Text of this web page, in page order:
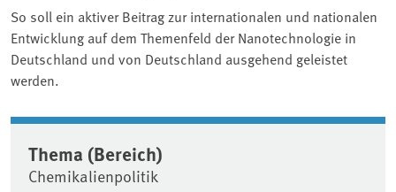
So soll ein aktiver Beitrag zur internationalen und nationalen
Entwicklung auf dem Themenfeld der Nanotechnologie in
Deutschland und von Deutschland ausgehend geleistet
werden.
Thema (Bereich)
Chemikalienpolitik